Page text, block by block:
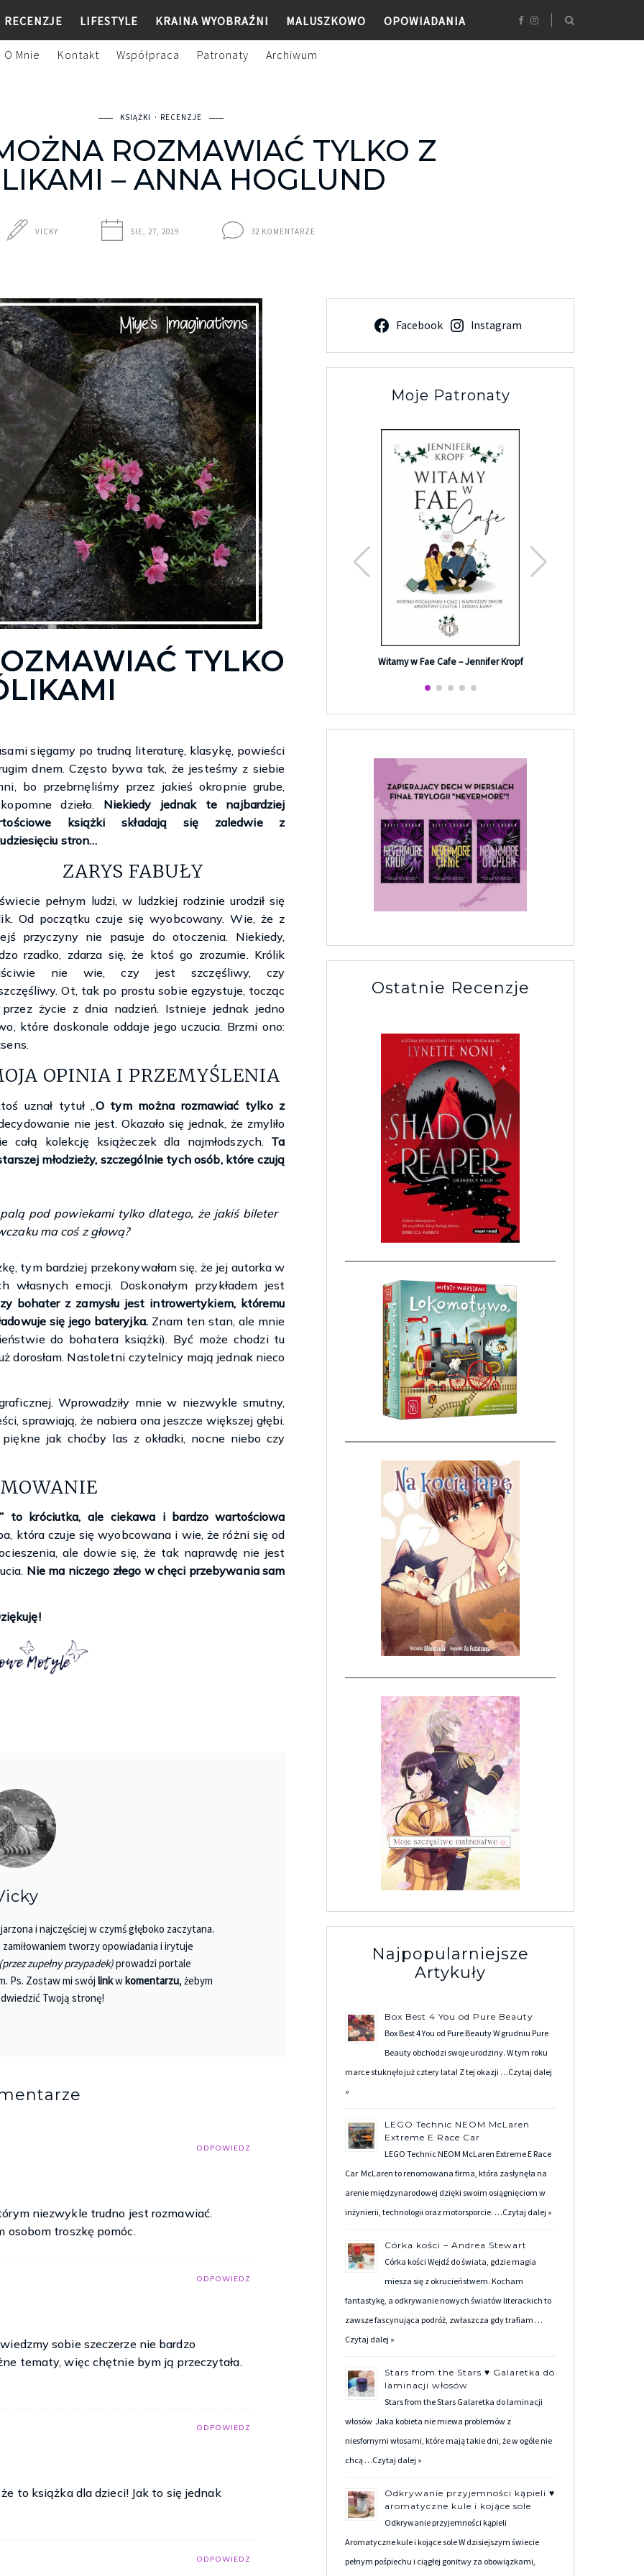
RECENZJE LIFESTYLE KRAINA WYOBRAŹNI MALUSZKOWO OPOWIADANIA
O Mnie Kontakt Współpraca Patronaty Archiwum
KSIĄŻKI RECENZJE
ROZMAWIAĆ TYLKO Z
– ANNA HOGLUND
VICKY SIE, 27, 2019 32 KOMENTARZE
TYLKO
sięgamy po trudną literaturę, klasykę, powieści
dnem. Często bywa tak, że jesteśmy z siebie
bo przebrnęliśmy przez jakieś okropnie grube,
dzieło. Niekiedy jednak te najbardziej
książki składają się zaledwie z
stron…
ZARYS FABUŁY
pełnym ludzi, w ludzkiej rodzinie urodził się
Od początku czuje się wyobcowany. Wie, że z
przyczyny nie pasuje do otoczenia. Niekiedy,
rzadko, zdarza się, że ktoś go zrozumie. Królik
nie wie, czy jest szczęśliwy, czy
Ot, tak po prostu sobie egzystuje, tocząc
życie z dnia nadzień. Istnieje jednak jedno
które doskonale oddaje jego uczucia. Brzmi ono:
OPINIA I PRZEMYŚLENIA
uznał tytuł „O tym można rozmawiać tylko z
nie jest. Okazało się jednak, że zmyliło
kolekcję książeczek dla najmłodszych. Ta
młodzieży, szczególnie tych osób, które czują
pod powiekami tylko dlatego, że jakiś bileter
ma coś z głową?
tym bardziej przekonywałam się, że jej autorka w
emocji. Doskonałym przykładem jest
bohater z zamysłu jest introwertykiem, któremu
się jego bateryjka.Znam ten stan, ale mnie
do bohatera książki). Być może chodzi tu
dorosłam. Nastoletni czytelnicy mają jednak nieco
Wprowadziły mnie w niezwykle smutny,
sprawiają, że nabiera ona jeszcze większej głębi.
jak choćby las z okładki, nocne niebo czy
to króciutka, ale ciekawa i bardzo wartościowa
która czuje się wyobcowana i wie, że różni się od
ale dowie się, że tak naprawdę nie jest
Nie ma niczego złego w chęci przebywania sam
i najczęściej w czymś głęboko zaczytana.
tworzy opowiadania i irytuje
(przez zupełny przypadek)prowadzi portale
Ps. Zostaw mi swójlinkwkomentarzu, żebym
Twoją stronę!
ODPOWIEDZ
niezwykle trudno jest rozmawiać.
osobom troszkę pomóc.
ODPOWIEDZ
sobie szeczerze nie bardzo
tematy, więc chętnie bym ją przeczytała.
ODPOWIEDZ
to książka dla dzieci! Jak to się jednak
ODPOWIEDZ
Facebook Instagram
Moje Patronaty
Księgarnie i kościopył – Travis Baldree
Witamy w Fae Cafe – Jennifer Kropf
Ostatnie Recenzje
Najpopularniejsze
Artykuły
Box Best 4 You od Pure Beauty
Box Best 4 You od Pure Beauty W grudniu Pure
Beauty obchodzi swoje urodziny. W tym roku
marce stuknęło już cztery lata! Z tej okazji …Czytaj dalej
»
LEGO Technic NEOM McLaren
Extreme E Race Car
LEGO Technic NEOM McLaren Extreme E Race
Car McLaren to renomowana firma, która zasłynęła na
arenie międzynarodowej dzięki swoim osiągnięciom w
inżynierii, technologii oraz motorsporcie. …Czytaj dalej »
Córka kości – Andrea Stewart
Córka kości Wejdź do świata, gdzie magia
miesza się z okrucieństwem. Kocham
fantastykę, a odkrywanie nowych światów literackich to
zawsze fascynująca podróż, zwłaszcza gdy trafiam …
Czytaj dalej »
Stars from the Stars ♥ Galaretka do
laminacji włosów
Stars from the Stars Galaretka do laminacji
włosów Jaka kobieta nie miewa problemów z
niesfornymi włosami, które mają takie dni, że w ogóle nie
chcą …Czytaj dalej »
Odkrywanie przyjemności kąpieli ♥
aromatyczne kule i kojące sole
Odkrywanie przyjemności kąpieli
Aromatyczne kule i kojące sole W dzisiejszym świecie
pełnym pośpiechu i ciągłej gonitwy za obowiązkami,